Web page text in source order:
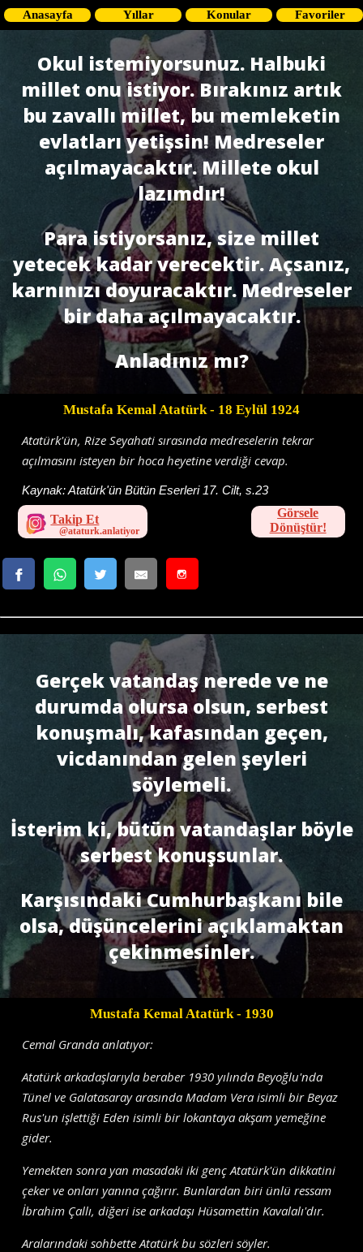
Anasayfa Yıllar Konular Favoriler
Okul istemiyorsunuz. Halbuki
millet onu istiyor. Bırakınız artık
bu zavallı millet, bu memleketin
evlatları yetişsin! Medreseler
açılmayacaktır. Millete okul
lazımdır!
Para istiyorsanız, size millet
yetecek kadar verecektir. Açsanız,
karnınızı doyuracaktır. Medreseler
bir daha açılmayacaktır.
Anladınız mı?
Mustafa Kemal Atatürk- 18 Eylül 1924
Atatürk'ün, Rize Seyahati sırasında medreselerin tekrar
açılmasını isteyen bir hoca heyetine verdiği cevap.
Kaynak:Atatürk'ün Bütün Eserleri 17. Cilt, s.23
Takip Et
Görsele
Dönüştür!
Gerçek vatandaş nerede ve ne
durumda olursa olsun, serbest
konuşmalı, kafasından geçen,
vicdanından gelen şeyleri
söylemeli.
İsterim ki, bütün vatandaşlar böyle
serbest konuşsunlar.
Karşısındaki Cumhurbaşkanı bile
olsa, düşüncelerini açıklamaktan
çekinmesinler.
Mustafa Kemal Atatürk- 1930
Cemal Granda anlatıyor:
Atatürk arkadaşlarıyla beraber 1930 yılında Beyoğlu'nda
Tünel ve Galatasaray arasında Madam Vera isimli bir Beyaz
Rus'un işlettiği Eden isimli bir lokantaya akşam yemeğine
gider.
Yemekten sonra yan masadaki iki genç Atatürk'ün dikkatini
çeker ve onları yanına çağırır. Bunlardan biri ünlü ressam
İbrahim Çallı, diğeri ise arkadaşı Hüsamettin Kavalalı'dır.
Aralarındaki sohbette Atatürk bu sözleri söyler.